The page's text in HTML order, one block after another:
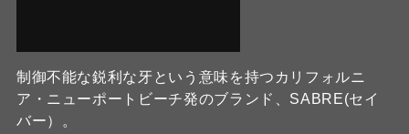
制御不能な鋭利な牙という意味を持つカリフォルニ
ア・ニューポートビーチ発のブランド、SABRE(セイ
バー）。